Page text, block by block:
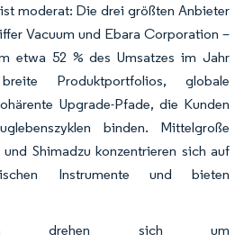
moderat: Die drei größten Anbieter
Vacuum und Ebara Corporation –
etwa 52 % des Umsatzes im Jahr
Produktportfolios, globale
Upgrade-Pfade, die Kunden
binden. Mittelgroße
Shimadzu konzentrieren sich auf
Instrumente und bieten
drehen sich um